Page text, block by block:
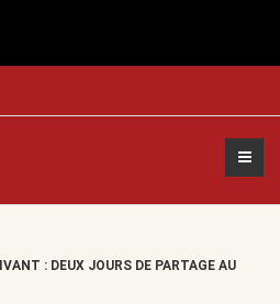
: DEUX JOURS DE PARTAGE AU